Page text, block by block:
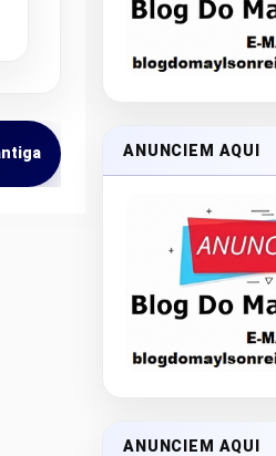
ANUNCIEM AQUI
ANUNCIEM AQUI